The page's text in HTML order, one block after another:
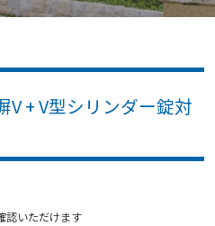
+ V型シリンダー錠対
認いただけます